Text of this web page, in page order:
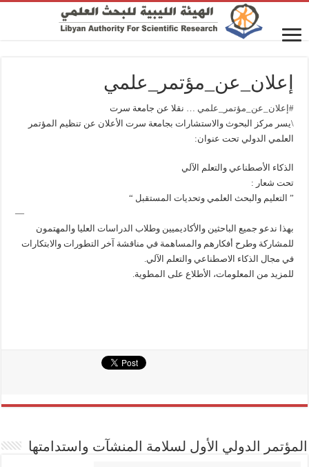
إعلان_عن_مؤتمر_علمي
#إعلان_عن_مؤتمر_علمي … نقلا عن جامعة سرت
\يسر مركز البحوث والاستشارات بجامعة سرت الأعلان عن تنظيم المؤتمر
العلمي الدولي تحت عنوان:
الذكاء الأصطناعي والتعلم الآلي
تحت شعار :
” التعليم والبحث العلمي وتحديات المستقبل “
—
بهذا ندعو جميع الباحثين والأكاديميين وطلاب الدراسات العليا والمهتمون
للمشاركة وطرح أفكارهم والمساهمة في مناقشة آخر التطورات والابتكارات
في مجال الذكاء الاصطناعي والتعلم الآلي.
للمزيد من المعلومات، الأطلاع على المطوية.
المؤتمر الدولي الأول لسلامة المنشآت واستدامتها